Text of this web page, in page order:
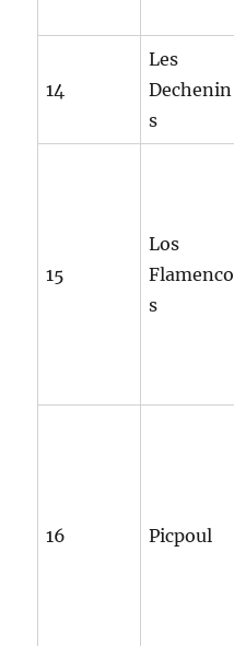
14
Les
Dechenin
s
15
Los
Flamenco
s
16 Picpoul